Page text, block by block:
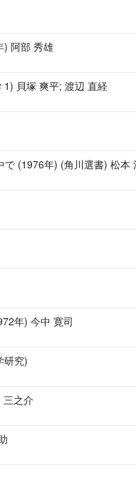
) 阿部 秀雄
貝塚 爽平; 渡辺 直経
(1976年) (角川選書) 松本
年) 今中 寛司
研究)
之介